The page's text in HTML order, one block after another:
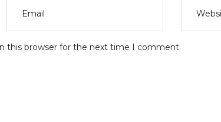
this browser for the next time I comment.